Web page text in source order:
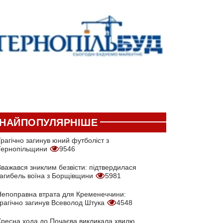
загинув юний футболіст з
9546
зниклим безвісти: підтвердилася
воїна з Борщівщини
5981
втрата для Кременеччини:
загинув Всеволод Штука
4548
хода до Почаєва викликала хвилю